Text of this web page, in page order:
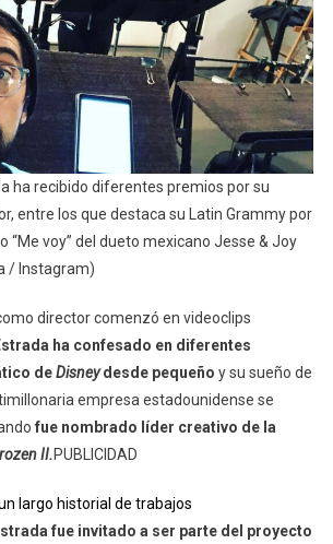
ha recibido diferentes premios por su
entre los que destaca su Latin Grammy por
“Me voy” del dueto mexicano Jesse & Joy
/ Instagram)
director comenzó en videoclips
ha confesado en diferentes
deDisneydesde pequeño y su sueño de
empresa estadounidense se
fue nombrado líder creativo de la
II.PUBLICIDAD
largo historial de trabajos
fue invitado a ser parte del proyecto